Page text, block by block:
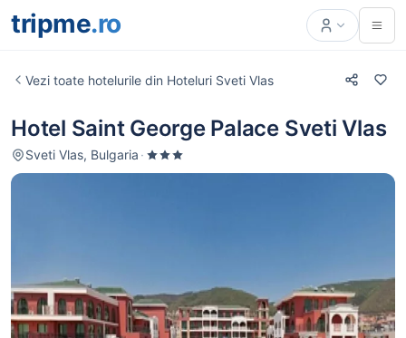
tripme.ro
Vezi toate hotelurile din Hoteluri Sveti Vlas
Hotel Saint George Palace Sveti Vlas
Sveti Vlas, Bulgaria ·